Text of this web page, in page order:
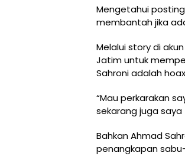
Mengetahui
membantah jika
Melalui story di
Jatim untuk
Sahroni adalah
“Mau perkarakan
sekarang juga saya
Bahkan Ahmad
penangkapan